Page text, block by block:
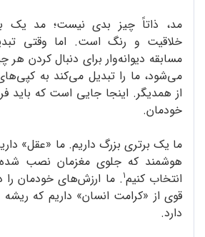
مد، ذاتاً چیز بدی نیست؛ مد یک
خلاقیت و رنگ است. اما وقتی
مسابقه دیوانه‌وار برای دنبال کردن هر
می‌شود، ما را تبدیل می‌کند به
از همدیگر. اینجا جایی است که باید
خودمان.
ما یک برتری بزرگ داریم. ما «عقل»
هوشمند که جلوی مغزمان نصب شده
انتخاب کنیم۱. ما ارزش‌های خودمان را
قوی از «کرامت انسان» داریم که
دارد.